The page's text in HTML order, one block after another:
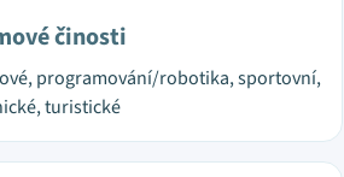
činosti
programování/robotika, sportovní,
turistické